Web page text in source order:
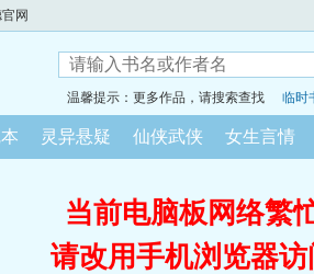
网
温馨提示：更多作品，请搜索查找 临时
灵异悬疑 仙侠武侠 女生言情
当前电脑板网络
请改用手机浏览器